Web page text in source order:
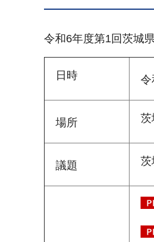
令和6年度第1回茨城
日時 令
場所 茨
議題 茨